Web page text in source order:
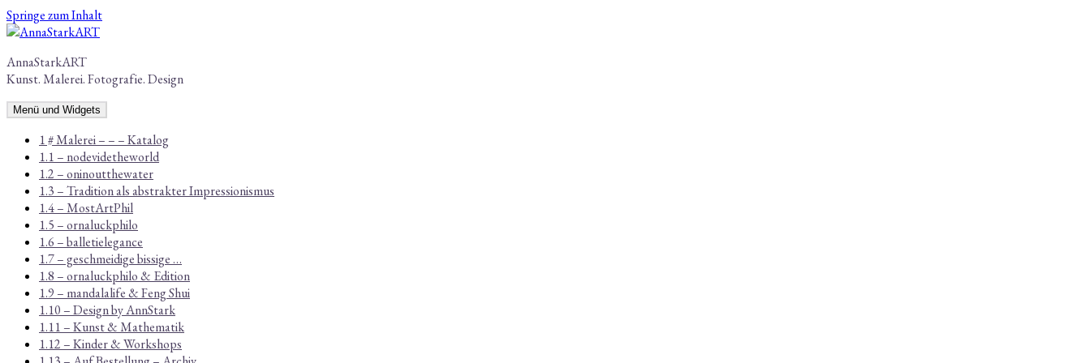
Springe zum Inhalt
AnnaStarkART
Kunst. Malerei. Fotografie. Design
Menü und Widgets
1 # Malerei – – – Katalog
1.1 – nodevidetheworld
1.2 – oninoutthewater
1.3 – Tradition als abstrakter Impressionismus
1.4 – MostArtPhil
1.5 – ornaluckphilo
1.6 – balletielegance
1.7 – geschmeidige bissige …
1.8 – ornaluckphilo & Edition
1.9 – mandalalife & Feng Shui
1.10 – Design by AnnStark
1.11 – Kunst & Mathematik
1.12 – Kinder & Workshops